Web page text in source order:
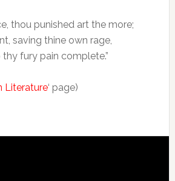
thou punished art the more;
saving thine own rage,
fury pain complete.”
Literature‘ page)